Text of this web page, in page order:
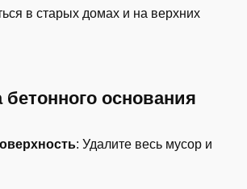
в старых домах и на верхних
бетонного основания
: Удалите весь мусор и